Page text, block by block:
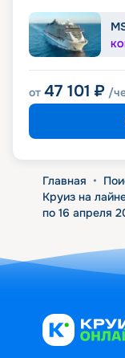
от 47 101 ₽ /
Главная •
Круиз на
по 16 апреля